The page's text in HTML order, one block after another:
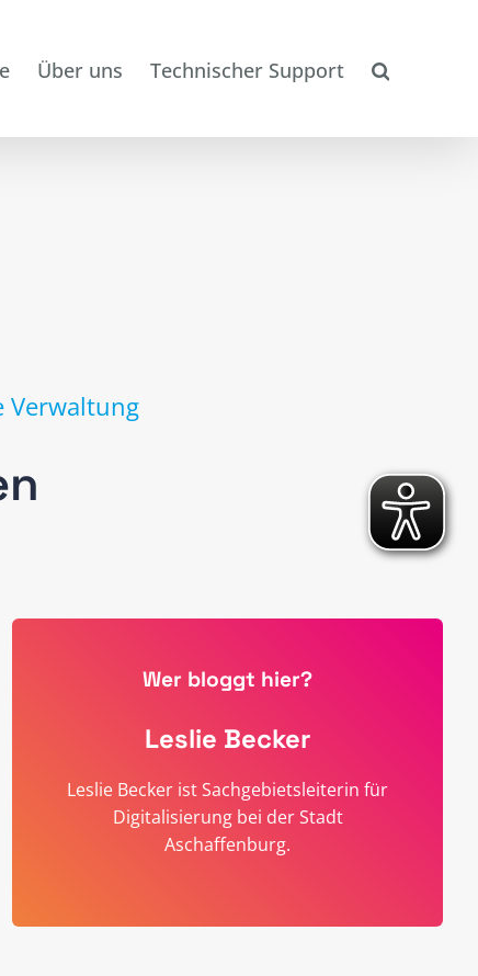
Über uns Technischer Support
Verwaltung
Wer bloggt hier?
Leslie Becker
Leslie Becker ist Sachgebietsleiterin für
Digitalisierung bei der Stadt
Aschaffenburg.